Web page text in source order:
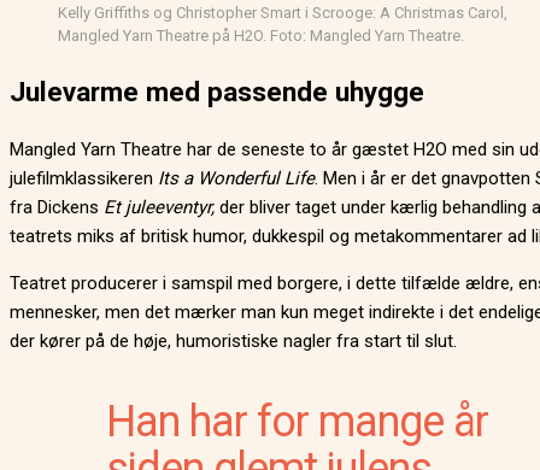
Kelly Griffiths og Christopher Smart i Scrooge: A Christmas Carol,
Mangled Yarn Theatre på H2O. Foto: Mangled Yarn Theatre.
Julevarme med passende uhygge
Mangled Yarn Theatre har de seneste to år gæstet H2O med sin
julefilmklassikeren Its a Wonderful Life. Men i år er det gnavpotten
fra Dickens Et juleeventyr, der bliver taget under kærlig behandling
teatrets miks af britisk humor, dukkespil og metakommentarer ad
Teatret producerer i samspil med borgere, i dette tilfælde ældre,
mennesker, men det mærker man kun meget indirekte i det
der kører på de høje, humoristiske nagler fra start til slut.
Han har for mange år